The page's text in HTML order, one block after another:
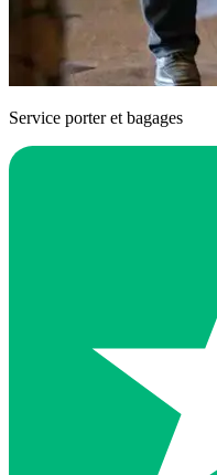
Service porter et bagages